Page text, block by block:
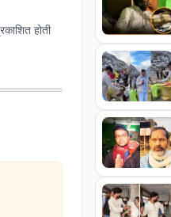
होती